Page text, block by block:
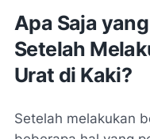
Apa Saja
Setelah
Urat di Kaki?
Setelah melakukan